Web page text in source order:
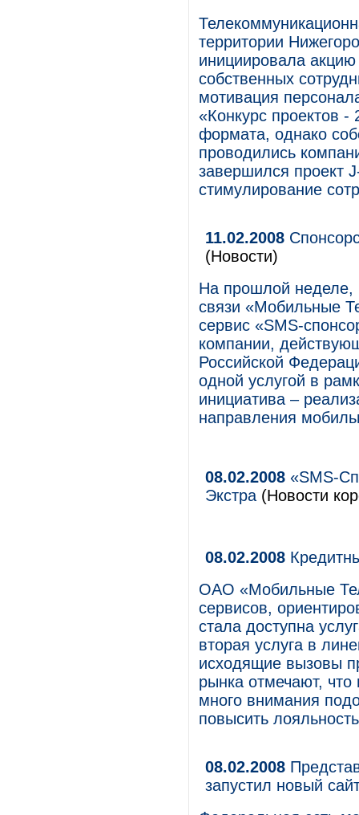
территории
инициировала
собственных
мотивация
«Конкурс проектов
формата, однако
проводились
завершился проект
стимулирование
11.02.2008
(Новости)
На прошлой неделе,
связи «Мобильные
сервис «SMS-
компании,
Российской
одной услугой в
инициатива –
направления
08.02.2008 «SMS-
Экстра (Новости
08.02.2008
ОАО «Мобильные
сервисов,
стала доступна
вторая услуга в
исходящие вызовы
рынка отмечают,
много внимания
повысить
08.02.2008
запустил новый